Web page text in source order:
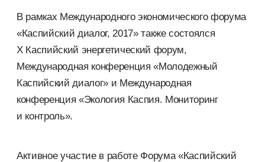
В рамках Международного экономического форума
«Каспийский диалог, 2017» также состоялся
Х Каспийский энергетический форум,
Международная конференция «Молодежный
Каспийский диалог» и Международная
конференция «Экология Каспия. Мониторинг
и контроль».
Активное участие в работе Форума «Каспийский